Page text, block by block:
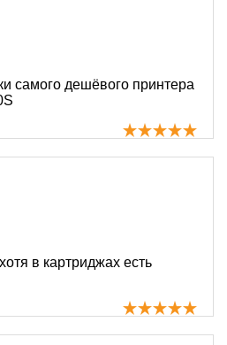
самого дешёвого принтера
в картриджах есть